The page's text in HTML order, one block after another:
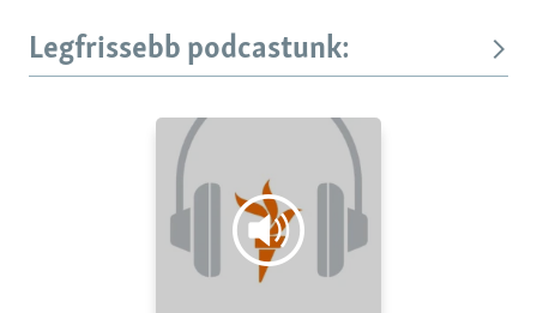
Legfrissebb podcastunk: